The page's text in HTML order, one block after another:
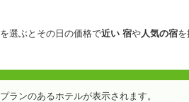
選ぶとその日の価格で近い 宿や人気の宿を
ンのあるホテルが表示されます。